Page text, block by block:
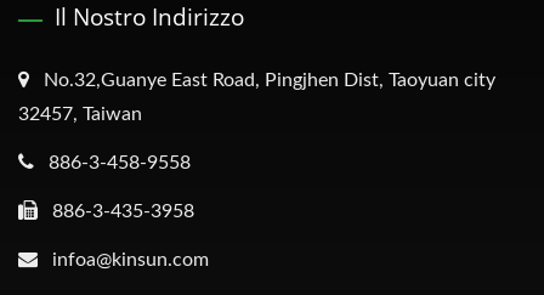
Il Nostro Indirizzo
No.32,Guanye East Road, Pingjhen Dist, Taoyuan city
32457, Taiwan
886-3-458-9558
886-3-435-3958
infoa@kinsun.com